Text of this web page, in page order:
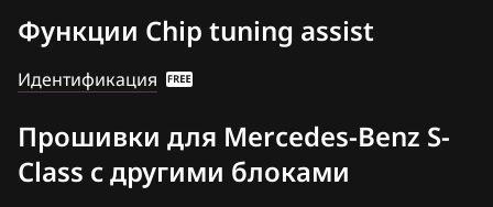
Brilliance
BYD
Cadillac
Changan
Bosch MD1CS006
Bosch ME(D)9.7
Bosch ME2.7
E 280 (W211)
E 320 (W211)
E 500 (W211)
E 55 AMG (W211)
Функции Chip tuning assist
Идентификация
Прошивки для Mercedes-Benz S-
Class с другими блоками